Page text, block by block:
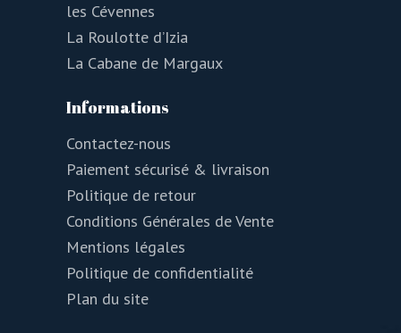
les Cévennes
La Roulotte d’Izia
La Cabane de Margaux
Informations
Contactez-nous
Paiement sécurisé & livraison
Politique de retour
Conditions Générales de Vente
Mentions légales
Politique de confidentialité
Plan du site